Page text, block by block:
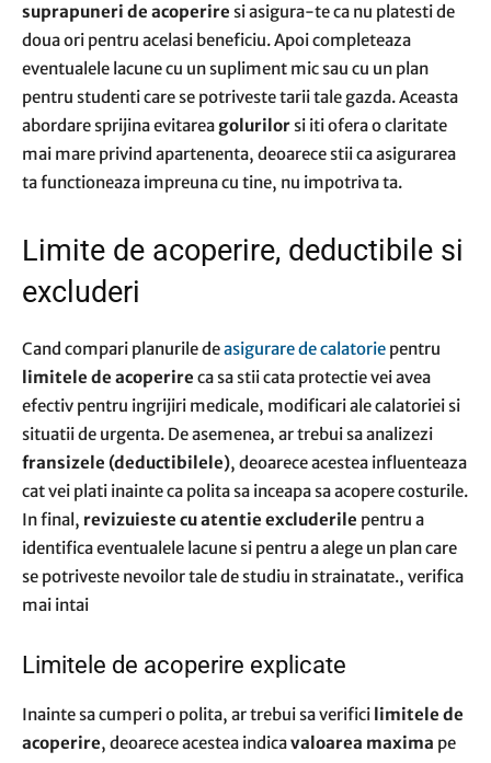
suprapuneri de acoperire si asigura-te ca nu platesti de
doua ori pentru acelasi beneficiu. Apoi completeaza
eventualele lacune cu un supliment mic sau cu un plan
pentru studenti care se potriveste tarii tale gazda. Aceasta
abordare sprijina evitarea golurilorsi iti ofera o claritate
mai mare privind apartenenta, deoarece stii ca asigurarea
ta functioneaza impreuna cu tine, nu impotriva ta.
Limite de acoperire, deductibile si
excluderi
Cand compari planurile deasigurare de calatorie pentru
limitele de acoperire ca sa stii cata protectie vei avea
efectiv pentru ingrijiri medicale, modificari ale calatoriei si
situatii de urgenta. De asemenea, ar trebui sa analizezi
fransizele (deductibilele), deoarece acestea influenteaza
cat vei plati inainte ca polita sa inceapa sa acopere costurile.
In final, revizuieste cu atentie excluderile pentru a
identifica eventualele lacune si pentru a alege un plan care
se potriveste nevoilor tale de studiu in strainatate., verifica
mai intai
Limitele de acoperire explicate
Inainte sa cumperi o polita, ar trebui sa verifici limitele de
acoperire, deoarece acestea indicavaloarea maxima pe